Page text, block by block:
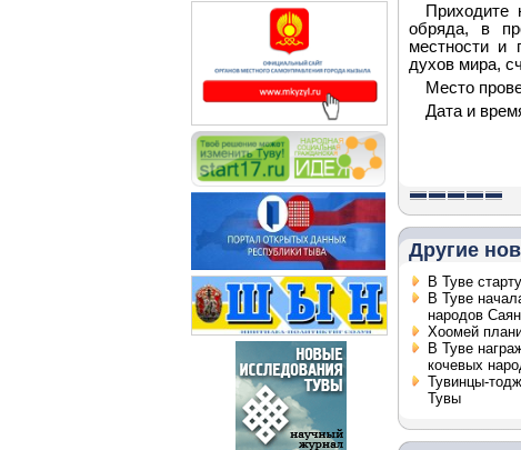
Приходите
обряда, в
местности и
духов мира,
Место
Дата и
Другие
В Туве
В Туве
народов
Хоомей
В Туве
кочевых
Тувинцы-
Тувы